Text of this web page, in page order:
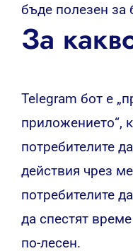
бъде полезен за
За
Telegram бот е
приложението“,
потребителите
действия чрез
потребителите
да спестят
по-лесен.